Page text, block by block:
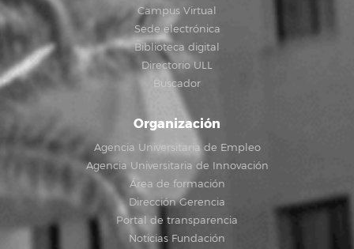
Campus Virtual
Sede electrónica
Biblioteca digital
Directorio ULL
Buscador
Organización
Agencia Universitaria de Empleo
Agencia Universitaria de Innovación
Área de formación
Dirección Gerencia
Portal de transparencia
Noticias Fundación